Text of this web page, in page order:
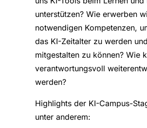
unterstützen? Wie erwerben
notwendigen Kompetenzen,
das KI-Zeitalter zu werden
mitgestalten zu können? Wie
verantwortungsvoll
werden?
Highlights der KI-Campus-
unter anderem: